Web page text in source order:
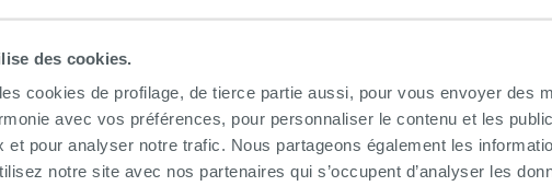
des cookies.
cookies de profilage, de tierce partie aussi, pour vous envoyer des
avec vos préférences, pour personnaliser le contenu et les
et pour analyser notre trafic. Nous partageons également les
notre site avec nos partenaires qui s’occupent d’analyser les
Cabine de douche d'angle